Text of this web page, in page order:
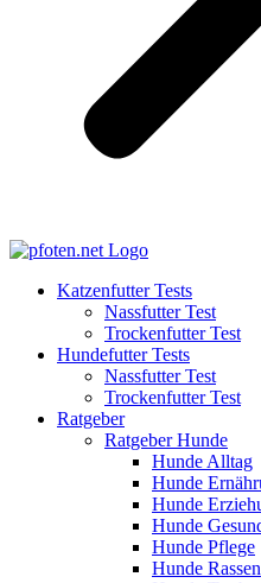
Katzenfutter Tests
Nassfutter Test
Trockenfutter Test
Hundefutter Tests
Nassfutter Test
Trockenfutter Test
Ratgeber
Ratgeber Hunde
Hunde Alltag
Hunde
Hunde
Hunde
Hunde Pflege
Hunde Rassen